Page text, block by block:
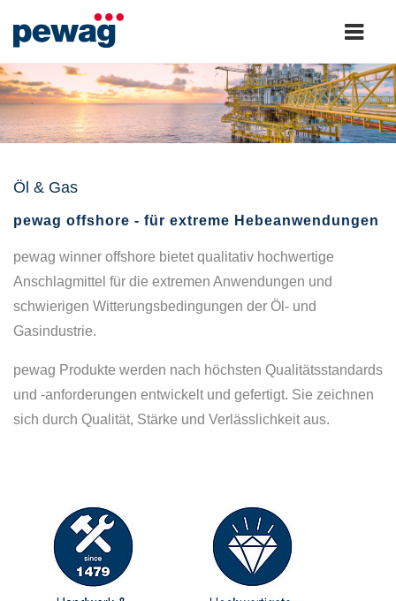
Öl & Gas
pewag offshore - für extreme Hebeanwendungen
pewag winner offshore bietet qualitativ hochwertige
Anschlagmittel für die extremen Anwendungen und
schwierigen Witterungsbedingungen der Öl- und
Gasindustrie.
pewag Produkte werden nach höchsten Qualitätsstandards
und -anforderungen entwickelt und gefertigt. Sie zeichnen
sich durch Qualität, Stärke und Verlässlichkeit aus.